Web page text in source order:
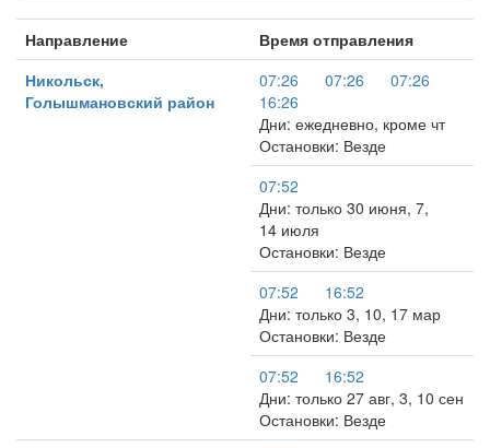
Направление
Время отправления
Никольск,
Голышмановский район
07:26 07:26
07:26
16:26
Дни: ежедневно, кроме чт
Остановки: Везде
07:52
Дни: только 30 июня, 7,
14 июля
Остановки: Везде
07:52
16:52
Дни: только 3, 10, 17 мар
Остановки: Везде
07:52
16:52
Дни: только 27 авг, 3, 10 сен
Остановки: Везде